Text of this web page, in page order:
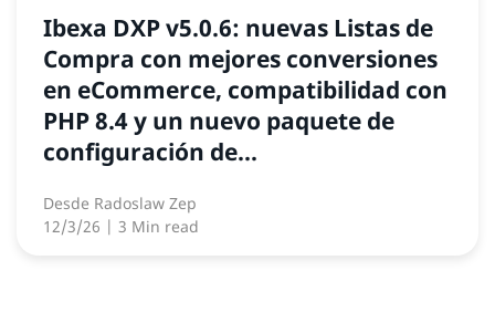
Ibexa DXP v5.0.6: nuevas Listas de
Compra con mejores conversiones
en eCommerce, compatibilidad con
PHP 8.4 y un nuevo paquete de
configuración de...
Desde Radoslaw Zep
12/3/26 | 3 Min read